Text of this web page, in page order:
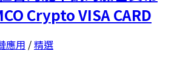
Crypto VISA CARD
應用 /精選